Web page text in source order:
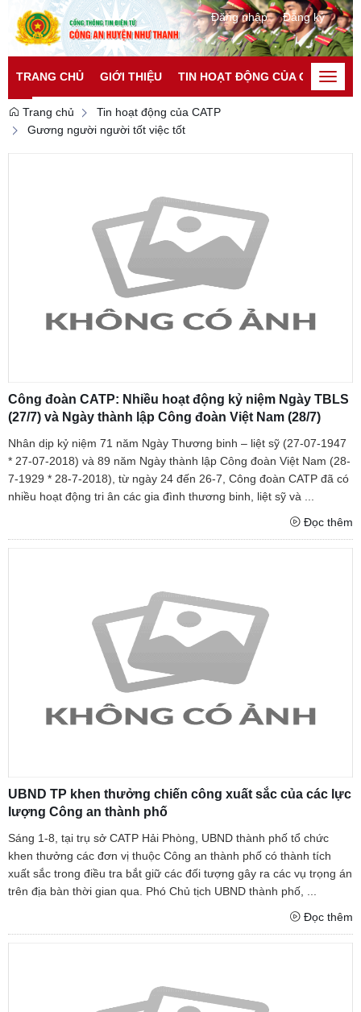
Đăng nhập Đăng ký
TRANG CHỦ GIỚI THIỆU TIN HOẠT ĐỘNG CỦA CATPToggle
Trang chủ
Tin hoạt động của CATP
Gương người người tốt việc tốt
Công đoàn CATP: Nhiều hoạt động kỷ niệm Ngày TBLS
(27/7) và Ngày thành lập Công đoàn Việt Nam (28/7)
Nhân dịp kỷ niệm 71 năm Ngày Thương binh – liệt sỹ (27-07-1947
* 27-07-2018) và 89 năm Ngày thành lập Công đoàn Việt Nam (28-
7-1929 * 28-7-2018), từ ngày 24 đến 26-7, Công đoàn CATP đã có
nhiều hoạt động tri ân các gia đình thương binh, liệt sỹ và ...
Đọc thêm
UBND TP khen thưởng chiến công xuất sắc của các lực
lượng Công an thành phố
Sáng 1-8, tại trụ sở CATP Hải Phòng, UBND thành phố tổ chức
khen thưởng các đơn vị thuộc Công an thành phố có thành tích
xuất sắc trong điều tra bắt giữ các đối tượng gây ra các vụ trọng án
trên địa bàn thời gian qua. Phó Chủ tịch UBND thành phố, ...
Đọc thêm